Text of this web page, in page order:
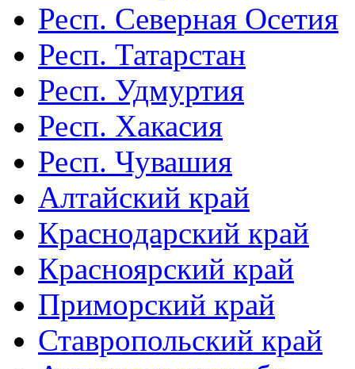
Респ. Северная Осетия
Респ. Татарстан
Респ. Удмуртия
Респ. Хакасия
Респ. Чувашия
Алтайский край
Краснодарский край
Красноярский край
Приморский край
Ставропольский край